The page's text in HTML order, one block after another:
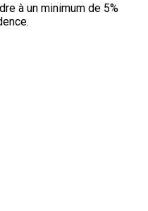
à un minimum de 5%